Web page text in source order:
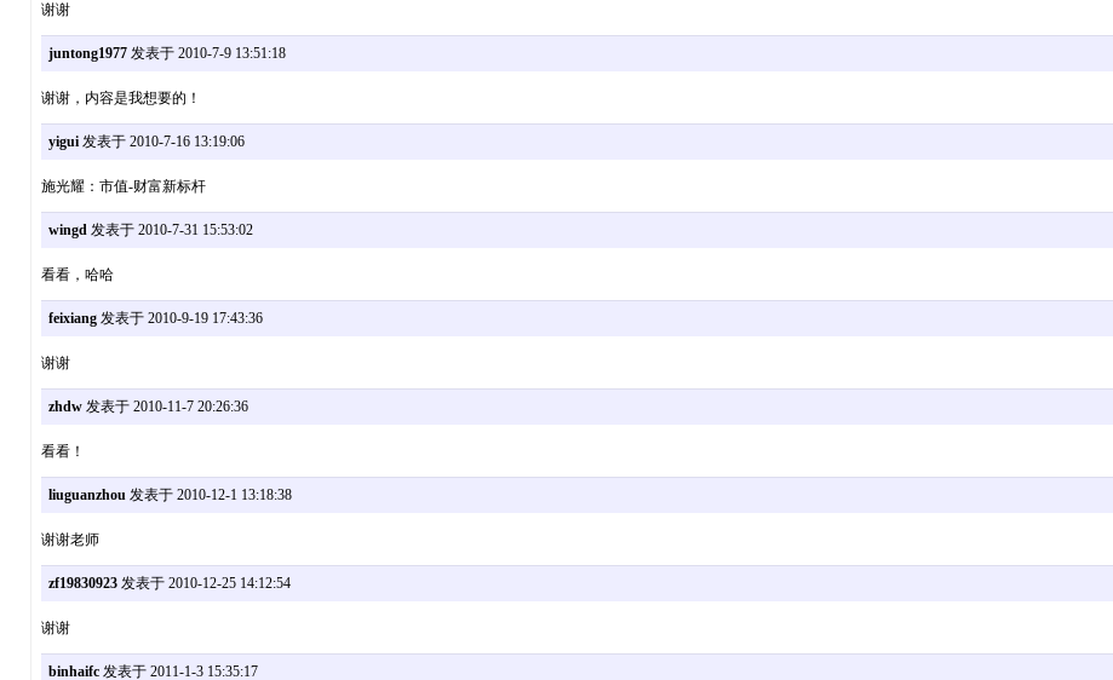
谢谢
juntong1977发表于 2010-7-9 13:51:18
谢谢，内容是我想要的！
yigui发表于 2010-7-16 13:19:06
施光耀：市值-财富新标杆
wingd发表于 2010-7-31 15:53:02
看看，哈哈
feixiang发表于 2010-9-19 17:43:36
谢谢
zhdw发表于 2010-11-7 20:26:36
看看！
liuguanzhou发表于 2010-12-1 13:18:38
谢谢老师
zf19830923发表于 2010-12-25 14:12:54
谢谢
binhaifc发表于 2011-1-3 15:35:17